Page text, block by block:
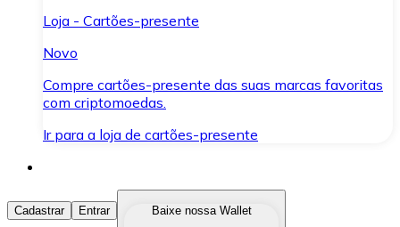
Loja - Cartões-presente
Novo
Compre cartões-presente das suas marcas favoritas
com criptomoedas.
Ir para a loja de cartões-presente
Comprar Criptomoedas
Cadastrar Entrar
Baixe nossa Wallet